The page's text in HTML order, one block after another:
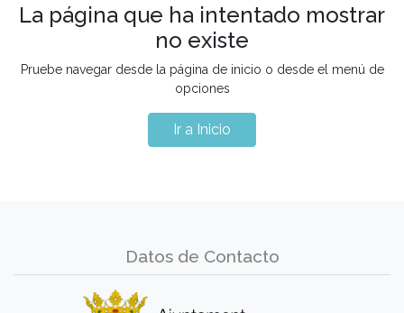
La página que ha intentado mostrar
no existe
Pruebe navegar desde la página de inicio o desde el menú de
opciones
Ir a Inicio
Datos de Contacto